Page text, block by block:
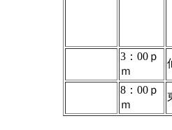
3：00ｐ
ｍ
8：00ｐ
ｍ